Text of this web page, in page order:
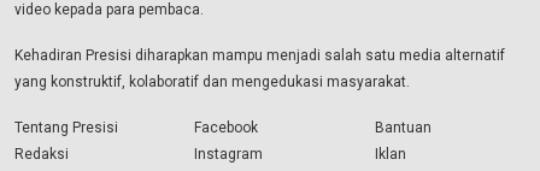
video kepada para pembaca.
Kehadiran Presisi diharapkan mampu menjadi salah satu media alternatif
yang konstruktif, kolaboratif dan mengedukasi masyarakat.
Tentang Presisi
Redaksi
Facebook
Instagram
Bantuan
Iklan